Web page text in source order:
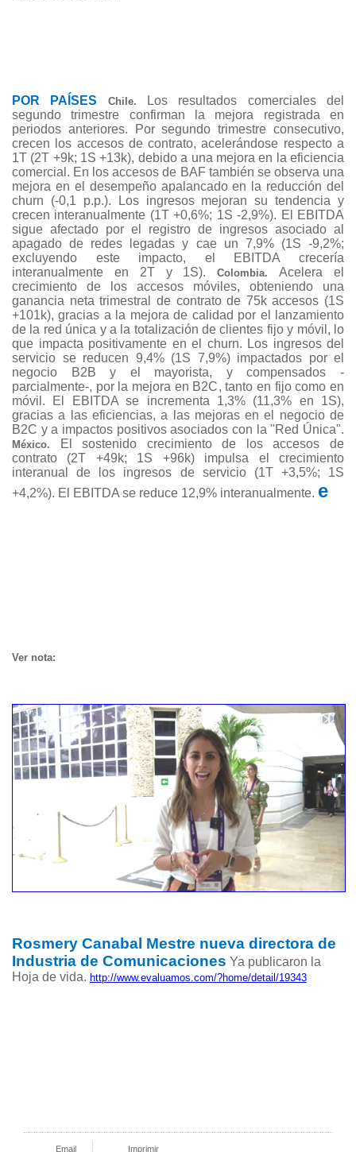
POR PAÍSES Chile.
Los resultados comerciales del
segundo trimestre confirman la mejora registrada en
periodos anteriores. Por segundo trimestre consecutivo,
crecen los accesos de contrato, acelerándose respecto a
1T (2T +9k; 1S +13k), debido a una mejora en la eficiencia
comercial. En los accesos de BAF también se observa una
mejora en el desempeño apalancado en la reducción del
churn (-0,1 p.p.). Los ingresos mejoran su tendencia y
crecen interanualmente (1T +0,6%; 1S -2,9%). El EBITDA
sigue afectado por el registro de ingresos asociado al
apagado de redes legadas y cae un 7,9% (1S -9,2%;
excluyendo este impacto, el EBITDA crecería
interanualmente en 2T y 1S).Colombia.Acelera el
crecimiento de los accesos móviles, obteniendo una
ganancia neta trimestral de contrato de 75k accesos (1S
+101k), gracias a la mejora de calidad por el lanzamiento
de la red única y a la totalización de clientes fijo y móvil, lo
que impacta positivamente en el churn. Los ingresos del
servicio se reducen 9,4% (1S 7,9%) impactados por el
negocio B2B y el mayorista, y compensados -
parcialmente-, por la mejora en B2C, tanto en fijo como en
móvil. El EBITDA se incrementa 1,3% (11,3% en 1S),
gracias a las eficiencias, a las mejoras en el negocio de
B2C y a impactos positivos asociados con la "Red Única".
México.
El sostenido crecimiento de los accesos de
contrato (2T +49k; 1S +96k) impulsa el crecimiento
interanual de los ingresos de servicio (1T +3,5%; 1S
+4,2%). El EBITDA se reduce 12,9% interanualmente. e
Ver nota:
Rosmery Canabal Mestre nueva directora de
Industria de Comunicaciones Ya publicaron la
Hoja de vida. http://www.evaluamos.com/?home/detail/19343
Email Imprimir